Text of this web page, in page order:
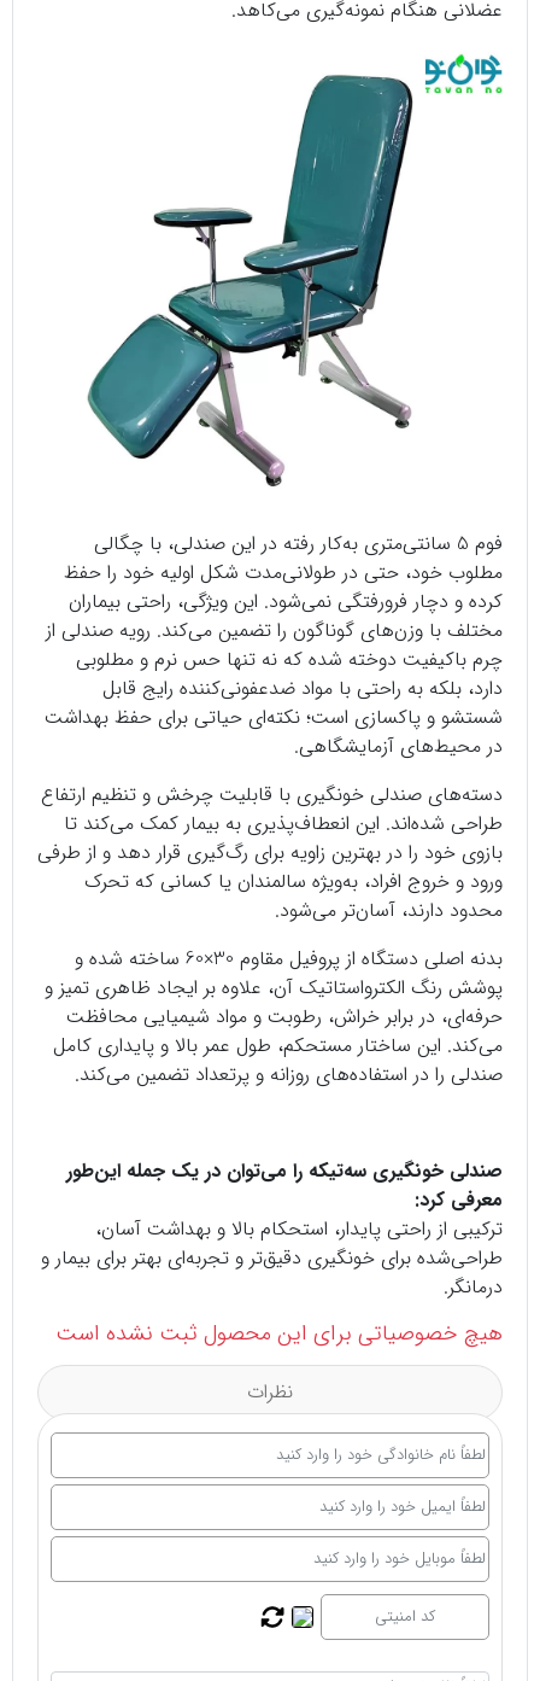
عضلانی هنگام نمونه‌گیری می‌کاهد.
فوم 5 سانتی‌متری به‌کار رفته در این صندلی، با چگالی
مطلوب خود، حتی در طولانی‌مدت شکل اولیه خود را حفظ
کرده و دچار فرورفتگی نمی‌شود. این ویژگی، راحتی بیماران
مختلف با وزن‌های گوناگون را تضمین می‌کند. رویه صندلی از
چرم باکیفیت دوخته شده که نه تنها حس نرم و مطلوبی
دارد، بلکه به راحتی با مواد ضدعفونی‌کننده رایج قابل
شستشو و پاکسازی است؛ نکته‌ای حیاتی برای حفظ بهداشت
در محیط‌های آزمایشگاهی.
دسته‌های صندلی خونگیری با قابلیت چرخش و تنظیم ارتفاع
طراحی شده‌اند. این انعطاف‌پذیری به بیمار کمک می‌کند تا
بازوی خود را در بهترین زاویه برای رگ‌گیری قرار دهد و از طرفی
ورود و خروج افراد، به‌ویژه سالمندان یا کسانی که تحرک
محدود دارند، آسان‌تر می‌شود.
بدنه اصلی دستگاه از پروفیل مقاوم 30×60 ساخته شده و
پوشش رنگ الکترواستاتیک آن، علاوه بر ایجاد ظاهری تمیز و
حرفه‌ای، در برابر خراش، رطوبت و مواد شیمیایی محافظت
می‌کند. این ساختار مستحکم، طول عمر بالا و پایداری کامل
صندلی را در استفاده‌های روزانه و پرتعداد تضمین می‌کند.
صندلی خونگیری سه‌تیکه را می‌توان در یک جمله این‌طور
معرفی کرد:
ترکیبی از راحتی پایدار، استحکام بالا و بهداشت آسان،
طراحی‌شده برای خونگیری دقیق‌تر و تجربه‌ای بهتر برای بیمار و
درمانگر.
هیچ خصوصیاتی برای این محصول ثبت نشده است
نظرات